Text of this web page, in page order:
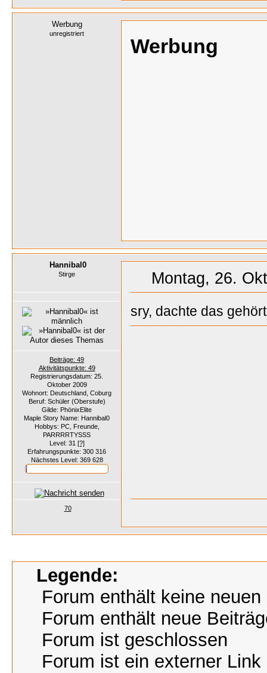
Werbung
unregistriert
Werbung
Hannibal0
Stirge
Beiträge: 49
Aktivitätspunkte: 49
Registrierungsdatum: 25.
Oktober 2009
Wohnort: Deutschland, Coburg
Beruf: Schüler (Oberstufe)
Gilde: PhönixElite
Maple Story Name: Hannibal0
Hobbys: PC, Freunde,
PARRRRTYSSS
Level: 31 [?]
Erfahrungspunkte: 300 316
Nächstes Level: 369 628
70
Montag, 26.
sry, dachte das
Legende:
Forum enthält keine neuen
Forum enthält neue
Forum ist geschlossen
Forum ist ein externer Link